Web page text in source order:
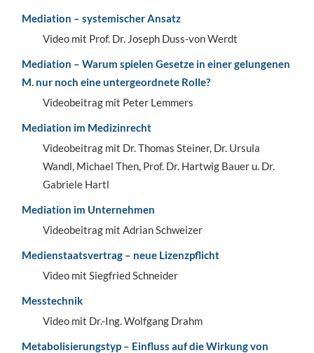
Mediation – systemischer Ansatz
Video mit Prof. Dr. Joseph Duss-von Werdt
Mediation – Warum spielen Gesetze in einer gelungenen
M. nur noch eine untergeordnete Rolle?
Videobeitrag mit Peter Lemmers
Mediation im Medizinrecht
Videobeitrag mit Dr. Thomas Steiner, Dr. Ursula
Wandl, Michael Then, Prof. Dr. Hartwig Bauer u. Dr.
Gabriele Hartl
Mediation im Unternehmen
Videobeitrag mit Adrian Schweizer
Medienstaatsvertrag – neue Lizenzpflicht
Video mit Siegfried Schneider
Messtechnik
Video mit Dr.-Ing. Wolfgang Drahm
Metabolisierungstyp – Einfluss auf die Wirkung von